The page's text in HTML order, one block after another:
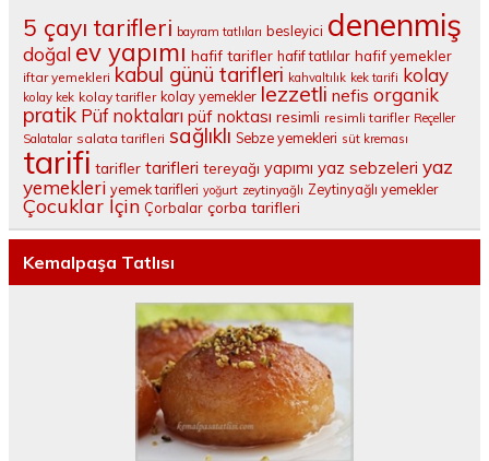
5 çayı tarifleri bayram tatlıları besleyici denenmiş
doğal ev yapımı hafif tarifler hafif tatlılar hafif yemekler
iftar yemekleri kabul günü tarifleri kahvaltılık kek tarifi kolay
kolay kek kolay tarifler kolay yemekler lezzetli nefis organik
pratik Püf noktaları püf noktası resimli resimli tarifler Reçeller
Salatalar salata tarifleri sağlıklı Sebze yemekleri süt kreması
tarifi tarifler tarifleri tereyağı yapımı yaz sebzeleri yaz
yemekleri yemek tarifleri yoğurt zeytinyağlı Zeytinyağlı yemekler
Çocuklar İçin Çorbalar çorba tarifleri
Kemalpaşa Tatlısı